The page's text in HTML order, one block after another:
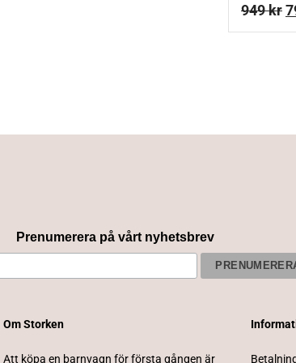
949kr
Prenumerera på vårt nyhetsbrev
Om Storken
Att köpa en barnvagn för första gången är